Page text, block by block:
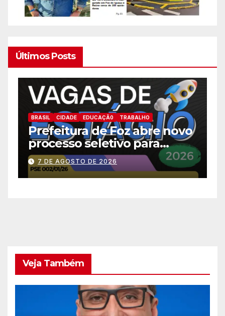
Últimos Posts
BRASIL CIDADE EDUCAÇÃ0
Educação de Foz do Iguaçu
alcança a melhor nota da
história no IDEB
7 DE AGOSTO DE 2026
Veja Também